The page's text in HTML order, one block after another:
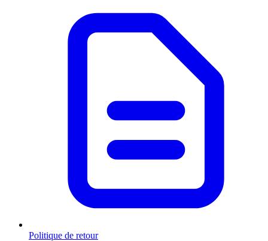
Politique de retour